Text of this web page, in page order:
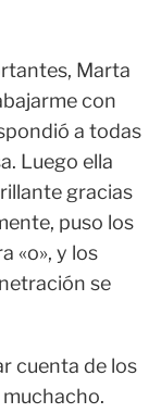
Marta
con
a todas
Luego ella
gracias
puso los
«o», y los
se
cuenta de los